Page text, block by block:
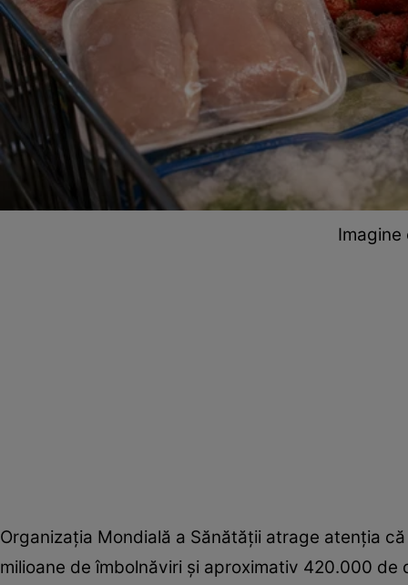
Organizația Mondială a Sănătății atrage atenția
milioane de îmbolnăviri și aproximativ 420.000